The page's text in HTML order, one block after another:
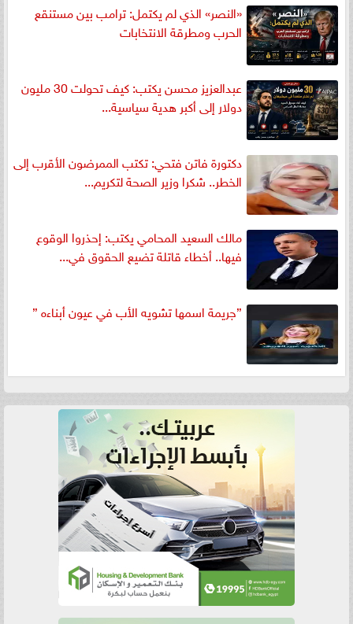
«النصر» الذي لم يكتمل: ترامب بين مستنقع
الحرب ومطرقة الانتخابات
عبدالعزيز محسن يكتب: كيف تحولت 30 مليون
دولار إلى أكبر هدية سياسية...
دكتورة فاتن فتحي: تكتب الممرضون الأقرب إلى
الخطر.. شكرا وزير الصحة لتكريم...
مالك السعيد المحامي يكتب: إحذروا الوقوع
فيها.. أخطاء قاتلة تضيع الحقوق في...
”جريمة اسمها تشويه الأب في عيون أبناءه ”